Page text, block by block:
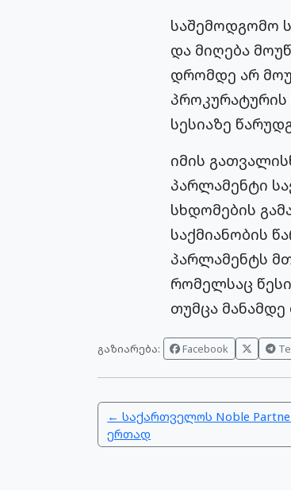
საშემოდგომო
და მიღება
დრომდე არ
სესიაზე
იმის
პარლამენტი
სხდომების
საქმიანობის
პარლამენტს
რომელსაც
თუმცა
გაზიარება: Facebook
← საქართველოს Noble
ერთად